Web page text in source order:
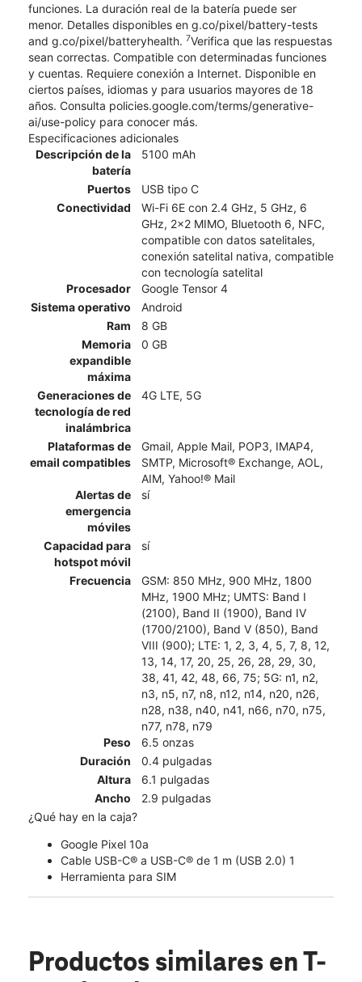
funciones. La duración real de la batería puede ser
menor. Detalles disponibles en g.co/pixel/battery-tests
and g.co/pixel/batteryhealth. 7Verifica que las respuestas
sean correctas. Compatible con determinadas funciones
y cuentas. Requiere conexión a Internet. Disponible en
ciertos países, idiomas y para usuarios mayores de 18
años. Consulta policies.google.com/terms/generative-
ai/use-policy para conocer más.
Especificaciones adicionales
Descripción de la
batería
5100 mAh
Puertos
USB tipo C
Conectividad
Wi-Fi 6E con 2.4 GHz, 5 GHz, 6
GHz, 2x2 MIMO, Bluetooth 6, NFC,
compatible con datos satelitales,
conexión satelital nativa, compatible
con tecnología satelital
Procesador
Google Tensor 4
Sistema operativo
Android
Ram
8 GB
Memoria
expandible
máxima
0 GB
Generaciones de
tecnología de red
inalámbrica
4G LTE, 5G
Plataformas de
email compatibles
Gmail, Apple Mail, POP3, IMAP4,
SMTP, Microsoft® Exchange, AOL,
AIM, Yahoo!® Mail
Alertas de
emergencia
móviles
sí
Capacidad para
hotspot móvil
sí
Frecuencia
GSM: 850 MHz, 900 MHz, 1800
MHz, 1900 MHz; UMTS: Band I
(2100), Band II (1900), Band IV
(1700/2100), Band V (850), Band
VIII (900); LTE: 1, 2, 3, 4, 5, 7, 8, 12,
13, 14, 17, 20, 25, 26, 28, 29, 30,
38, 41, 42, 48, 66, 75; 5G: n1, n2,
n3, n5, n7, n8, n12, n14, n20, n26,
n28, n38, n40, n41, n66, n70, n75,
n77, n78, n79
Peso
6.5 onzas
Duración
0.4 pulgadas
Altura
6.1 pulgadas
Ancho
2.9 pulgadas
¿Qué hay en la caja?
Google Pixel 10a
Cable USB-C® a USB-C® de 1 m (USB 2.0) 1
Herramienta para SIM
Productos similares en T-